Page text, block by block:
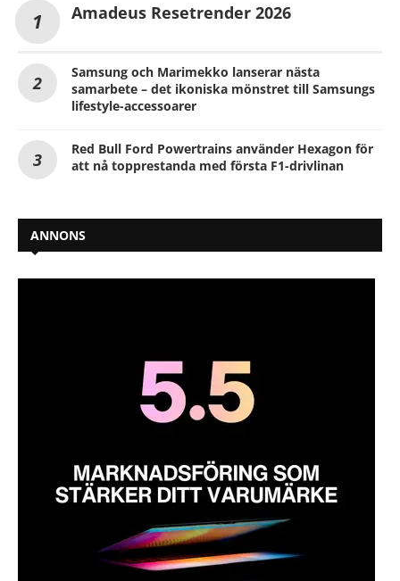
Amadeus Resetrender 2026
Samsung och Marimekko lanserar nästa
samarbete – det ikoniska mönstret till Samsungs
lifestyle-accessoarer
Red Bull Ford Powertrains använder Hexagon för
att nå topprestanda med första F1-drivlinan
ANNONS